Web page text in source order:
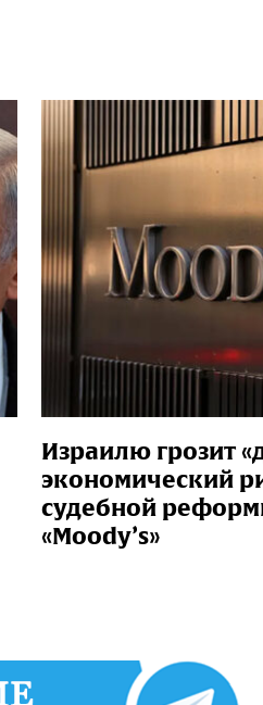
Израилю грозит
экономический
судебной
«Moody’s»